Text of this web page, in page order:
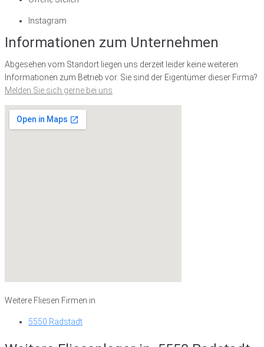
Instagram
Informationen zum Unternehmen
Abgesehen vom Standort liegen uns derzeit leider keine weiteren
Informationen zum Betrieb vor. Sie sind der Eigentümer dieser Firma?
Melden Sie sich gerne bei uns
Weitere Fliesen Firmen in
5550 Radstadt